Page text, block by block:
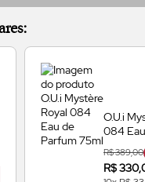
O.U.i
084
R$ 389,00
R$